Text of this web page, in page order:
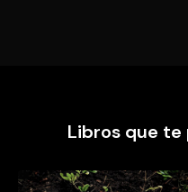
Libros que